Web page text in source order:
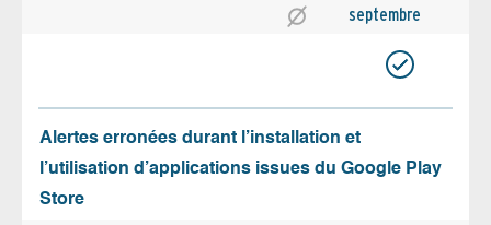
septembre
Alertes erronées durant l’installation et
l’utilisation d’applications issues du Google Play
Store